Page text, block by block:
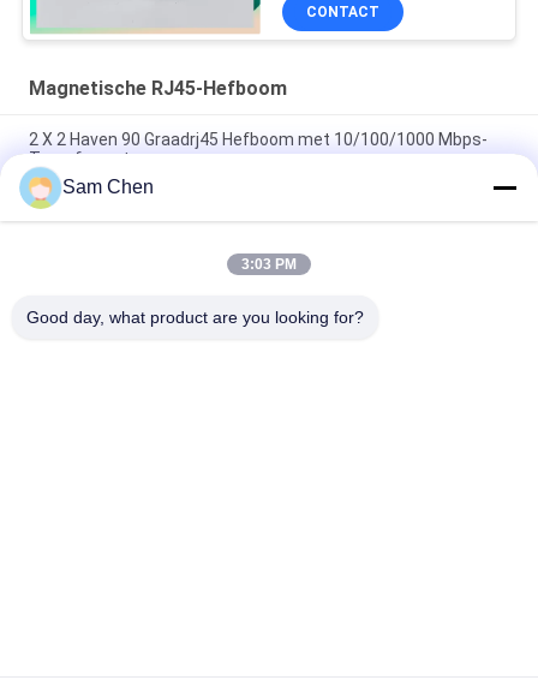
CONTACT
Magnetische RJ45-Hefboom
2 X 2 Haven 90 Graadrj45 Hefboom met 10/100/1000 Mbps-
Transformator
PBT Ethernet RJ45 Jack RMA-065BC-20F6-YG 2 X 1 haven
Mbps 10/100/1000
90 graad Magnetische RJ45 Jack, 10/100M de Vrouwelijke
Sam Chen
3:03 PM
Good day, what product are you looking for?